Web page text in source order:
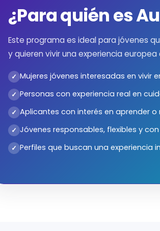
¿Para quién es
Este programa es ideal para jóvenes
y quieren vivir una experiencia
Mujeres jóvenes interesadas en vivir
Personas con experiencia real en
Aplicantes con interés en aprender o
Jóvenes responsables, flexibles y
Perfiles que buscan una experiencia